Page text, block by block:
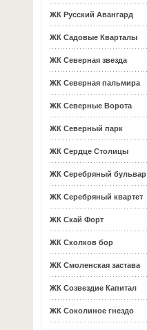
ЖК Русский Авангард
ЖК Садовые Кварталы
ЖК Северная звезда
ЖК Северная пальмира
ЖК Северные Ворота
ЖК Северный парк
ЖК Сердце Столицы
ЖК Серебряный бульвар
ЖК Серебряный квартет
ЖК Скай Форт
ЖК Сколков бор
ЖК Смоленская застава
ЖК Созвездие Капитал
ЖК Соколиное гнездо